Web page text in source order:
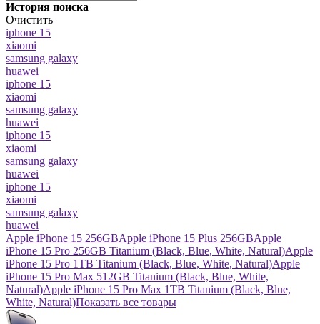
История поиска
Очистить
iphone 15
xiaomi
samsung galaxy
huawei
iphone 15
xiaomi
samsung galaxy
huawei
iphone 15
xiaomi
samsung galaxy
huawei
iphone 15
xiaomi
samsung galaxy
huawei
Apple iPhone 15 256GBApple iPhone 15 Plus 256GBApple
iPhone 15 Pro 256GB Titanium (Black, Blue, White, Natural)Apple
iPhone 15 Pro 1TB Titanium (Black, Blue, White, Natural)Apple
iPhone 15 Pro Max 512GB Titanium (Black, Blue, White,
Natural)Apple iPhone 15 Pro Max 1TB Titanium (Black, Blue,
White, Natural)Показать все товары